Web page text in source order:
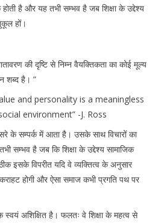
है और यह तभी सम्भव है जब शिक्षा के उद्देश्य
हों।
की दृष्टि से निम्न वैयक्तिकता का कोई मूल्य
शब्द है। ”
and personality is a meaningless
environment” -J. Ross
के सम्पर्क में आता है। उसके साथ विचारों का
सम्भव है जब कि शिक्षा के उद्देश्य सामाजिक
इसके विपरीत यदि वे व्यक्तित्व के अनुसार
होगी और ऐसा समाज कभी प्रगति पथ पर
अशिक्षित है। फलतः वे शिक्षा के महत्व से